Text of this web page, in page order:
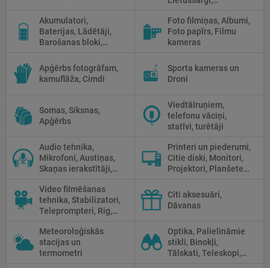
Priekšmetu galdi
Akumulatori,
Baterijas, Lādētāji,
Barošanas bloki,
Foto filmiņas, Albumi,
Foto papīrs, Filmu
kameras
Apģērbs fotogrāfam,
kamuflāža, Cimdi
Sporta kameras un
Droni
Somas, Siksnas,
Apģērbs
Viedtālruņiem,
telefonu vāciņi,
statīvi, turētāji
Audio tehnika,
Mikrofoni, Austiņas,
Skaņas ierakstītāji,
Printeri un piederumi,
Citie diski, Monitori,
Projektori, Planšetes,
Video filmēšanas
tehnika, Stabilizatori,
Teleprompteri, Rig,
Citi aksesuāri,
Dāvanas
Meteoroloģiskās
stacijas un
termometri
Optika, Palielināmie
stikli, Binokļi,
Tālskati, Teleskopi,